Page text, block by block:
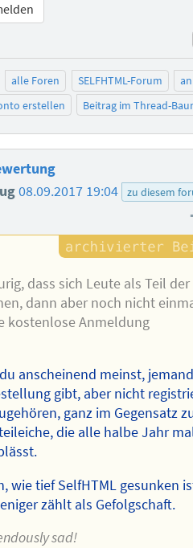
alle Foren SELFHTML-Forum
erstellen
Beitrag im Thread-
08.09.2017 19:04 zu diesem
dass sich Leute als Teil der
dann aber noch nicht
kostenlose Anmeldung
anscheinend meinst,
gibt, aber nicht
ganz im Gegensatz
die alle halbe Jahr
wie tief SelfHTML gesunken
zählt als Gefolgschaft.
sad!